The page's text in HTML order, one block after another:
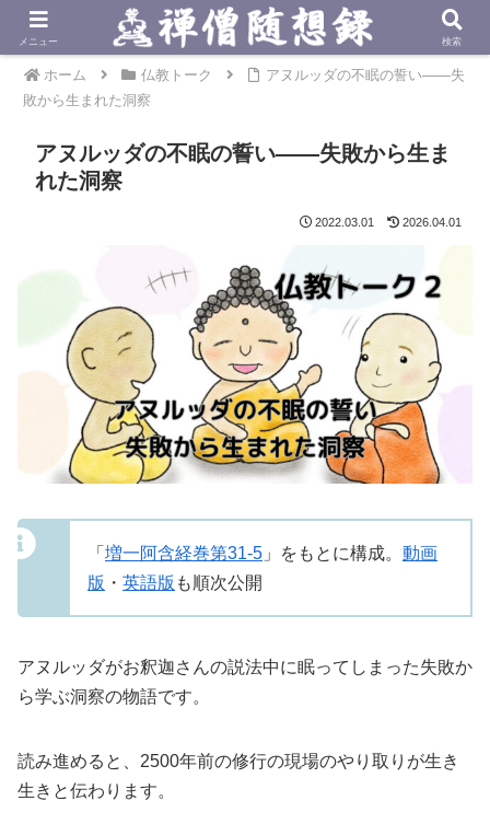
ホーム 仏教トーク
アヌルッダの不眠の誓い――失
敗から生まれた洞察
アヌルッダの不眠の誓い――失敗から生ま
れた洞察
2022.03.01 2026.04.01
「 増一阿含経巻第31-5 」をもとに構成。 動画
版 ・ 英語版 も順次公開
アヌルッダがお釈迦さんの説法中に眠ってしまった失敗か
ら学ぶ洞察の物語です。
読み進めると、2500年前の修行の現場のやり取りが生き
生きと伝わります。
メニュー 検索